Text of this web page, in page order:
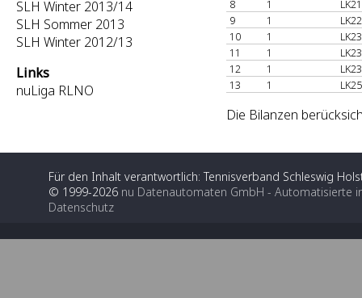
SLH Winter 2013/14
SLH Sommer 2013
SLH Winter 2012/13
Links
nuLiga RLNO
8
1
9
1
10
1
11
1
12
1
13
1
Die Bilanzen
Für den Inhalt verantwortlich: Tennisverband Schleswig
© 1999-2026 nu Datenautomaten GmbH - Automatisierte
Datenschutz